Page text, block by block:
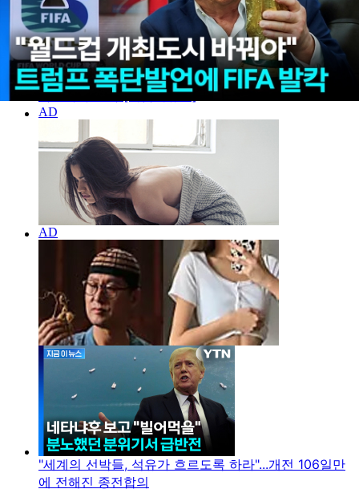
한국인에 눈 찢더니 "죄송하다"...파장 걷잡을 수 없이
확산하자 결국 [지금이뉴스]
"세계의 선박들, 석유가 흐르도록 하라"...개전 106일만
에 전해진 종전합의